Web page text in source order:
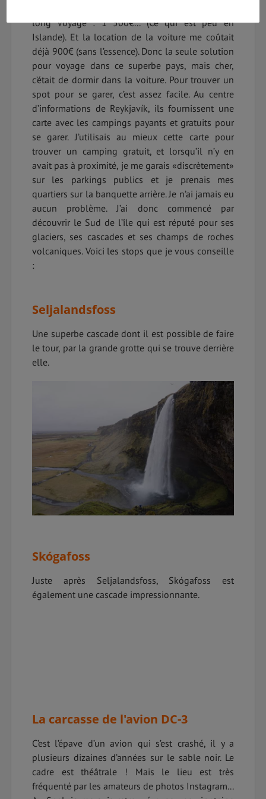
long voyage : 1 500€... (Ce qui est peu en
Islande). Et la location de la voiture me coûtait
déjà 900€ (sans l’essence). Donc la seule solution
pour voyage dans ce superbe pays, mais cher,
c’était de dormir dans la voiture. Pour trouver un
spot pour se garer, c’est assez facile. Au centre
d’informations de Reykjavík, ils fournissent une
carte avec les campings payants et gratuits pour
se garer. J’utilisais au mieux cette carte pour
trouver un camping gratuit, et lorsqu’il n’y en
avait pas à proximité, je me garais «discrètement»
sur les parkings publics et je prenais mes
quartiers sur la banquette arrière. Je n’ai jamais eu
aucun problème. J’ai donc commencé par
découvrir le Sud de l’île qui est réputé pour ses
glaciers, ses cascades et ses champs de roches
volcaniques. Voici les stops que je vous conseille
:
Seljalandsfoss
Une superbe cascade dont il est possible de faire
le tour, par la grande grotte qui se trouve derrière
elle.
Skógafoss
Juste après Seljalandsfoss, Skógafoss est
également une cascade impressionnante.
La carcasse de l'avion DC-3
C’est l’épave d’un avion qui s’est crashé, il y a
plusieurs dizaines d’années sur le sable noir. Le
cadre est théâtrale ! Mais le lieu est très
fréquenté par les amateurs de photos Instagram...